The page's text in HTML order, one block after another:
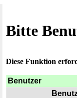
Bitte
Diese Funktion
Benutzer